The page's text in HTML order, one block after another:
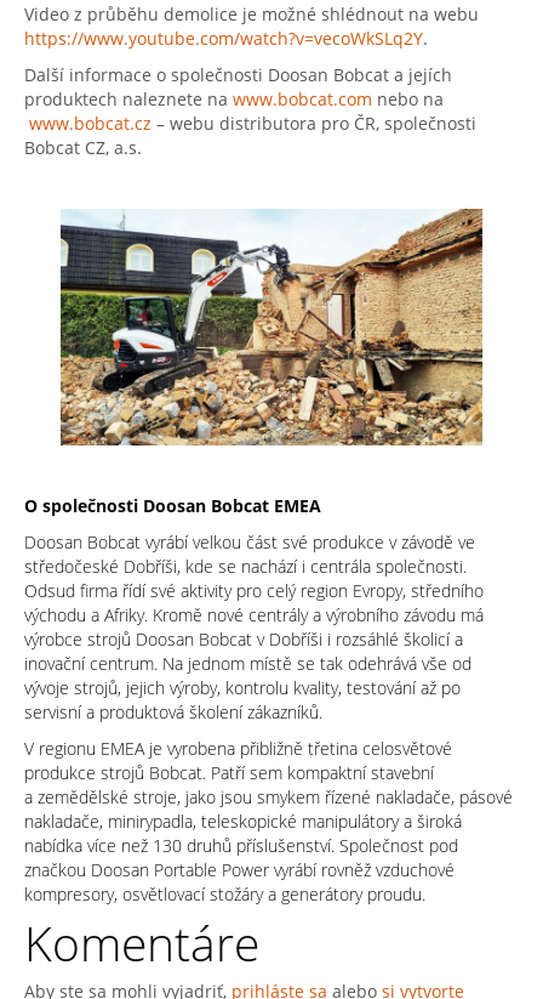
Video z průběhu demolice je možné shlédnout na webu
https://www.youtube.com/watch?v=vecoWkSLq2Y.
Další informace o společnosti Doosan Bobcat a jejích
produktech naleznete na www.bobcat.com nebo na
www.bobcat.cz – webu distributora pro ČR, společnosti
Bobcat CZ, a.s.
O společnosti Doosan Bobcat EMEA
Doosan Bobcat vyrábí velkou část své produkce v závodě ve
středočeské Dobříši, kde se nachází i centrála společnosti.
Odsud firma řídí své aktivity pro celý region Evropy, středního
východu a Afriky. Kromě nové centrály a výrobního závodu má
výrobce strojů Doosan Bobcat v Dobříši i rozsáhlé školicí a
inovační centrum. Na jednom místě se tak odehrává vše od
vývoje strojů, jejich výroby, kontrolu kvality, testování až po
servisní a produktová školení zákazníků.
V regionu EMEA je vyrobena přibližně třetina celosvětové
produkce strojů Bobcat. Patří sem kompaktní stavební
a zemědělské stroje, jako jsou smykem řízené nakladače, pásové
nakladače, minirypadla, teleskopické manipulátory a široká
nabídka více než 130 druhů příslušenství. Společnost pod
značkou Doosan Portable Power vyrábí rovněž vzduchové
kompresory, osvětlovací stožáry a generátory proudu.
Komentáre
Aby ste sa mohli vyjadriť, prihláste sa alebo si vytvorte